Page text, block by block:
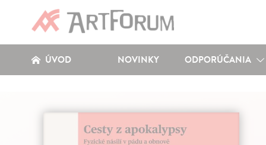
ÚVOD NOVINKY ODPORÚČANIA